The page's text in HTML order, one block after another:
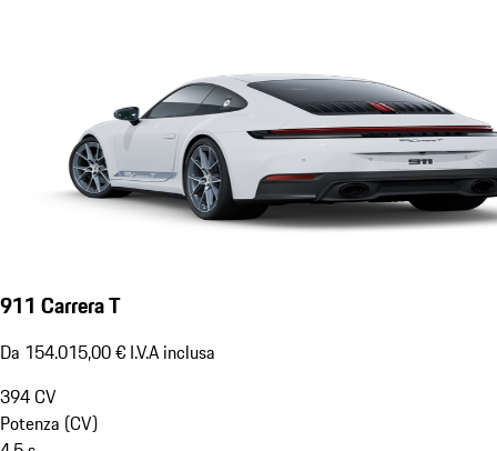
911 Carrera T
Da 154.015,00 € I.V.A inclusa
394CV
Potenza (CV)